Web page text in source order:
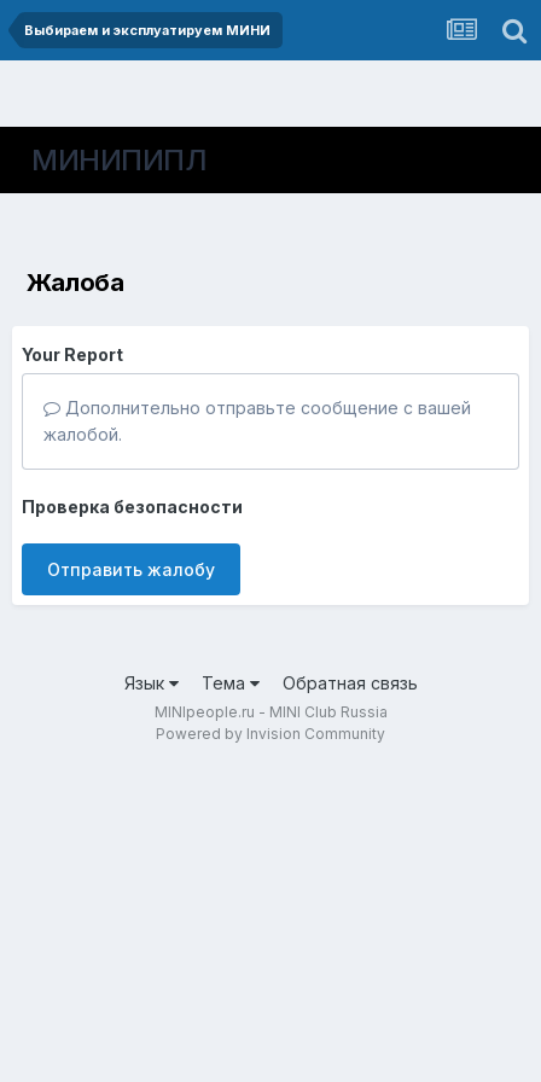
Выбираем и эксплуатируем МИНИ
МИНИПИПЛ
Жалоба
Your Report
Дополнительно отправьте сообщение с вашей
жалобой.
Проверка безопасности
Отправить жалобу
Язык Тема Обратная связь
MINIpeople.ru - MINI Club Russia
Powered by Invision Community